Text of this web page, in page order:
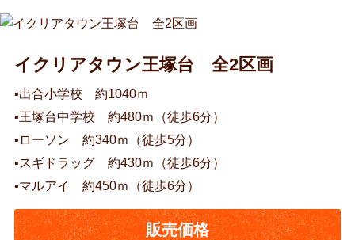
イクリアタウン王塚台 全2区画
▪出合小学校 約1040ｍ
▪王塚台中学校 約480ｍ（徒歩6分）
▪ローソン 約340ｍ（徒歩5分）
▪スギドラッグ 約430ｍ（徒歩6分）
▪マルアイ 約450ｍ（徒歩6分）
販売価格